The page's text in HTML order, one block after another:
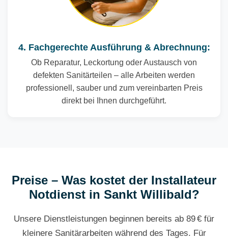
4. Fachgerechte Ausführung & Abrechnung:
Ob Reparatur, Leckortung oder Austausch von
defekten Sanitärteilen – alle Arbeiten werden
professionell, sauber und zum vereinbarten Preis
direkt bei Ihnen durchgeführt.
Preise – Was kostet der Installateur
Notdienst in Sankt Willibald?
Unsere Dienstleistungen beginnen bereits ab 89 € für
kleinere Sanitärarbeiten während des Tages. Für